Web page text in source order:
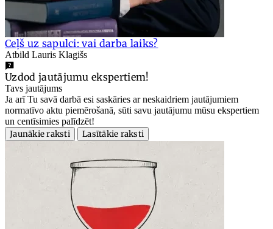
Ceļš uz sapulci: vai darba laiks?
Atbild Lauris Klagišs
Uzdod jautājumu ekspertiem!
Tavs jautājums
Ja arī Tu savā darbā esi saskāries ar neskaidriem jautājumiem
normatīvo aktu piemērošanā, sūti savu jautājumu mūsu ekspertiem
un centīsimies palīdzēt!
Jaunākie raksti
Lasītākie raksti